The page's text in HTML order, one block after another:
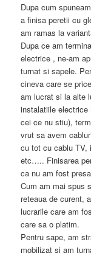
Dupa cum
a finisa peretii cu
am ramas la
Dupa ce am
electrice , ne-am
turnat si sapele.
cineva care se
am lucrat si la alte
instalatiile
cei ce nu stiu),
vrut sa avem
cu tot cu cablu TV,
etc….. Finisarea
ca nu am fost
Cum am mai spus
reteaua de curent,
lucrarile care am
care sa o platim.
Pentru sape, am
mobilizat si am